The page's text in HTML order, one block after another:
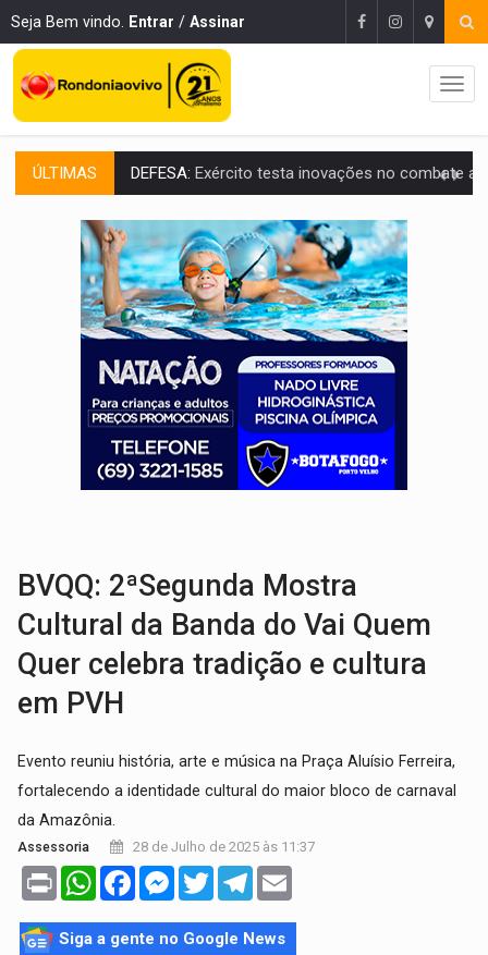
Seja Bem vindo. Entrar / Assinar
ÚLTIMAS TEMAS SOCIOAMBIENTAIS:Em Itapuã do Oeste, CINEMAZÔNIA leva cinema
PREVISÃO:Interior de Rondônia terá sábado (8) de calor intenso
INFRAESTRUTURA:Após quase 30 anos de espera, asfalto chega ao
A ILHA:Coreografia de Rondônia estreia na programação do Festival de
ELEIÇÕES 2026:Sgt. Mouza esclarece 'erro de digitação' em declaração de
JUDICIÁRIO: Sinjur parabeniza servidores pelo adicional de incentivo com
Publicação Legal:AVISO DE LICITAÇÃO: Pregão Eletrônico Nº 12/2026
BR-364:Polícia apreende mais de uma tonelada de drogas em fundo
BVQQ: 2ªSegunda Mostra
Cultural da Banda do Vai Quem
Quer celebra tradição e cultura
em PVH
Evento reuniu história, arte e música na Praça Aluísio Ferreira,
fortalecendo a identidade cultural do maior bloco de carnaval
da Amazônia.
Assessoria 28 de Julho de 2025 às 11:37
Print WhatsAppFacebookMessenger
TwitterTelegram
Siga a gente no Google News